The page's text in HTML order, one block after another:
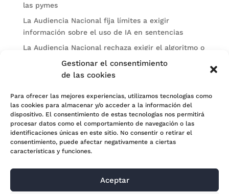
Gestionar el consentimiento
de las cookies
Para ofrecer las mejores experiencias, utilizamos tecnologías como
las cookies para almacenar y/o acceder a la información del
dispositivo. El consentimiento de estas tecnologías nos permitirá
procesar datos como el comportamiento de navegación o las
identificaciones únicas en este sitio. No consentir o retirar el
consentimiento, puede afectar negativamente a ciertas
características y funciones.
Aceptar
las pymes
La Audiencia Nacional fija límites a exigir
información sobre el uso de IA en sentencias
La Audiencia Nacional rechaza exigir el algoritmo o
el prompt por una sospecha de uso de IA en una
Categorías
Actualidad
Noticias Jurídicas
Subastas